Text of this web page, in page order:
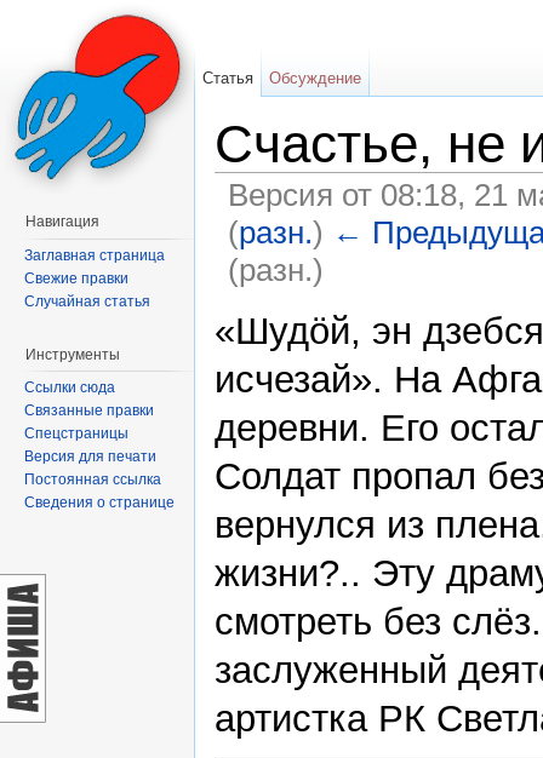
Счастье, не
Версия от 08:18, 21
(разн.) ←
(разн.)
«Шудöй, эн
исчезай». На
деревни. Его
Солдат пропал
вернулся из
жизни?.. Эту
смотреть без
заслуженный
артистка РК
Статья Обсуждение
Навигация
Заглавная страница
Свежие правки
Случайная статья
Инструменты
Ссылки сюда
Связанные правки
Спецстраницы
Версия для печати
Постоянная ссылка
Сведения о странице